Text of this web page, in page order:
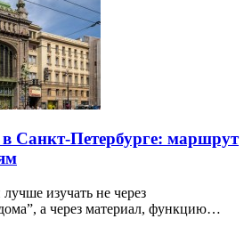
Санкт-Петербурге: маршрут
изучать не через
а через материал, функцию…